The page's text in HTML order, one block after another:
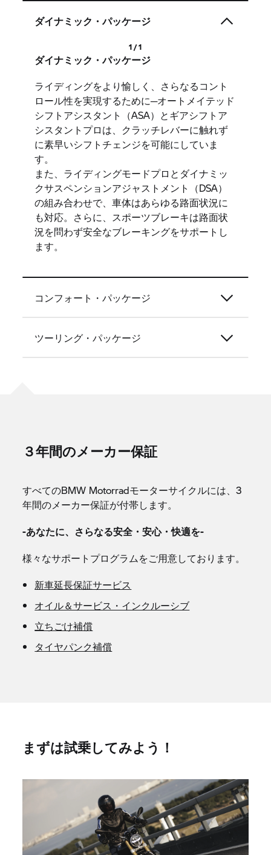
ダイナミック・パッケージ
1 / 1
ダイナミック・パッケージ
ライディングをより愉しく、さらなるコント
ロール性を実現するために─オートメイテッド
シフトアシスタント（ASA）とギアシフトア
シスタントプロは、クラッチレバーに触れず
に素早いシフトチェンジを可能にしていま
す。
また、ライディングモードプロとダイナミッ
クサスペンションアジャストメント（DSA）
の組み合わせで、車体はあらゆる路面状況に
も対応。さらに、スポーツブレーキは路面状
況を問わず安全なブレーキングをサポートし
ます。
コンフォート・パッケージ
ツーリング・パッケージ
３年間のメーカー保証
すべてのBMW Motorradモーターサイクルには、3
年間のメーカー保証が付帯します。
-あなたに、さらなる安全・安心・快適を-
様々なサポートプログラムをご用意しております。
新車延長保証サービス
オイル＆サービス・インクルーシブ
立ちごけ補償
タイヤパンク補償
まずは試乗してみよう！